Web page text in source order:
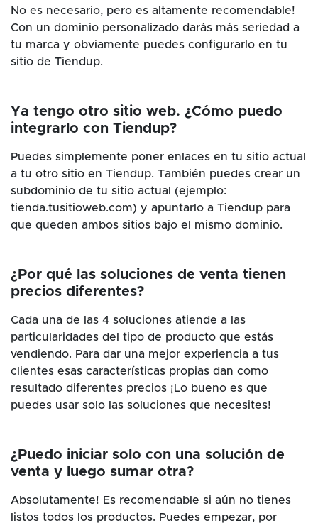
No es necesario, pero es altamente recomendable!
Con un dominio personalizado darás más seriedad a
tu marca y obviamente puedes configurarlo en tu
sitio de Tiendup.
Ya tengo otro sitio web. ¿Cómo puedo
integrarlo con Tiendup?
Puedes simplemente poner enlaces en tu sitio actual
a tu otro sitio en Tiendup. También puedes crear un
subdominio de tu sitio actual (ejemplo:
tienda.tusitioweb.com) y apuntarlo a Tiendup para
que queden ambos sitios bajo el mismo dominio.
¿Por qué las soluciones de venta tienen
precios diferentes?
Cada una de las 4 soluciones atiende a las
particularidades del tipo de producto que estás
vendiendo. Para dar una mejor experiencia a tus
clientes esas características propias dan como
resultado diferentes precios ¡Lo bueno es que
puedes usar solo las soluciones que necesites!
¿Puedo iniciar solo con una solución de
venta y luego sumar otra?
Absolutamente! Es recomendable si aún no tienes
listos todos los productos. Puedes empezar, por